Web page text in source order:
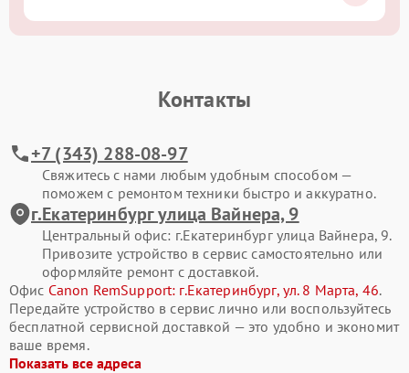
Контакты
+7 (343) 288-08-97
Свяжитесь с нами любым удобным способом —
поможем с ремонтом техники быстро и аккуратно.
г.Екатеринбург улица Вайнера, 9
Центральный офис: г.Екатеринбург улица Вайнера, 9.
Привозите устройство в сервис самостоятельно или
оформляйте ремонт с доставкой.
Офис Canon RemSupport: г.Екатеринбург, ул. 8 Марта, 46.
Передайте устройство в сервис лично или воспользуйтесь
бесплатной сервисной доставкой — это удобно и экономит
ваше время.
Показать все адреса